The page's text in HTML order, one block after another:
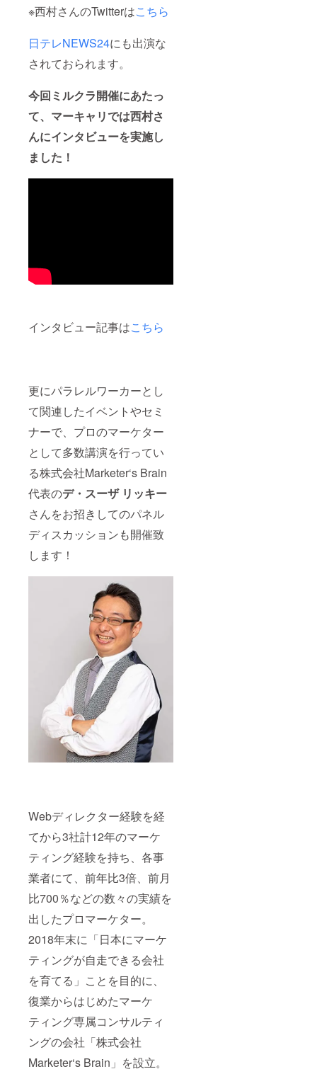
※西村さんのTwitterはこちら
日テレNEWS24にも出演な
されておられます。
今回ミルクラ開催にあたっ
て、マーキャリでは西村さ
んにインタビューを実施し
ました！
インタビュー記事はこちら
更にパラレルワーカーとし
て関連したイベントやセミ
ナーで、プロのマーケター
として多数講演を行ってい
る株式会社Marketer‘s Brain
代表のデ・スーザ リッキー
さんをお招きしてのパネル
ディスカッションも開催致
します！
Webディレクター経験を経
てから3社計12年のマーケ
ティング経験を持ち、各事
業者にて、前年比3倍、前月
比700％などの数々の実績を
出したプロマーケター。
2018年末に「日本にマーケ
ティングが自走できる会社
を育てる」ことを目的に、
復業からはじめたマーケ
ティング専属コンサルティ
ングの会社「株式会社
Marketer‘s Brain」を設立。